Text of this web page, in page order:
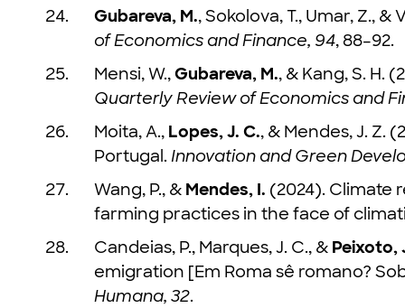
Gubareva, M., Sokolova, T., Umar, Z.,
of Economics and Finance, 94, 88–92.
Mensi, W.,Gubareva, M., & Kang, S.
Quarterly Review of Economics and
Moita, A., Lopes, J. C., & Mendes, J. Z.
Portugal. Innovation and Green
Wang, P., & Mendes, I. (2024). Climate
farming practices in the face of
Candeias, P., Marques, J. C., & Peixoto,
emigration [Em Roma sê romano?
Humana, 32.